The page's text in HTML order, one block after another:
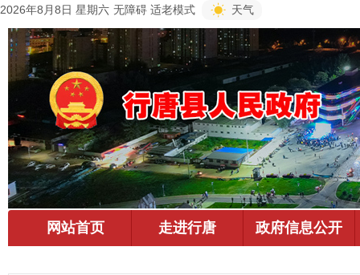
2026年8月8日 星期六 无障碍 适老模式 天气